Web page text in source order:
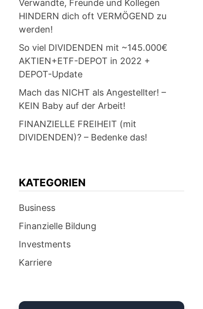
Verwandte, Freunde und Kollegen
HINDERN dich oft VERMÖGEND zu
werden!
So viel DIVIDENDEN mit ~145.000€
AKTIEN+ETF-DEPOT in 2022 +
DEPOT-Update
Mach das NICHT als Angestellter! –
KEIN Baby auf der Arbeit!
FINANZIELLE FREIHEIT (mit
DIVIDENDEN)? – Bedenke das!
KATEGORIEN
Business
Finanzielle Bildung
Investments
Karriere